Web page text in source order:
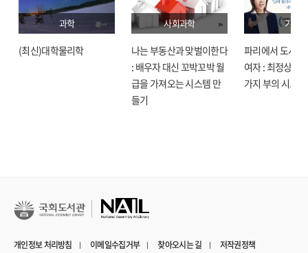
과학
(최신)대학물리학
사회과학
나는 부동산과 맞벌이한다
: 배우자 대신 꼬박꼬박 월
급을 가져오는 시스템 만
들기
기술
파리에서 도시락
여자 : 최정상으
가지 부의 시크릿
개인정보 처리방침 이메일수집거부 찾아오시는 길 저작권정책